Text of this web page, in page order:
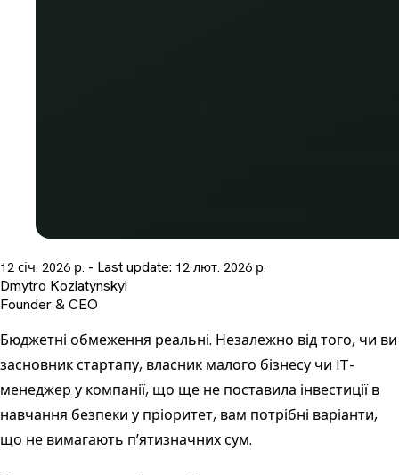
12 січ. 2026 р. - Last update: 12 лют. 2026 р.
Dmytro Koziatynskyi
Founder & CEO
Бюджетні обмеження реальні. Незалежно від того, чи ви
засновник стартапу, власник малого бізнесу чи IT-
менеджер у компанії, що ще не поставила інвестиції в
навчання безпеки у пріоритет, вам потрібні варіанти,
що не вимагають пʼятизначних сум.